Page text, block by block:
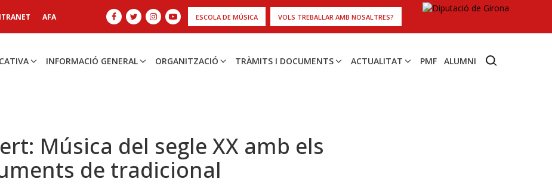
AFA ESCOLA DE MÚSICA VOLS TREBALLAR AMB NOSALTRES?
INFORMACIÓ GENERAL ORGANITZACIÓ TRÀMITS I DOCUMENTS ACTUALITAT PMF ALUMNI
Música del segle XX amb els
de tradicional